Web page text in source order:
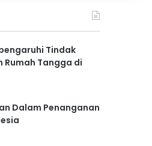
Tindak
Rumah Tangga di
Dalam Penanganan